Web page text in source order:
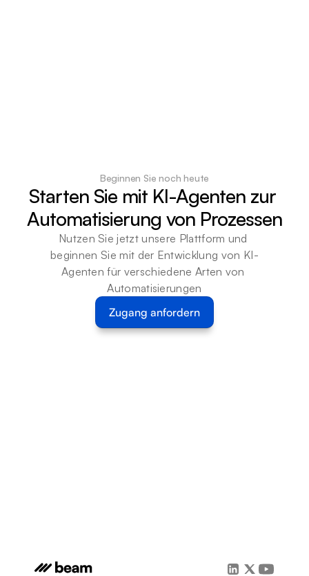
Beginnen Sie noch heute
Starten Sie mit KI-Agenten zur
Automatisierung von Prozessen
Nutzen Sie jetzt unsere Plattform und
beginnen Sie mit der Entwicklung von KI-
Agenten für verschiedene Arten von
Automatisierungen
Zugang anfordern